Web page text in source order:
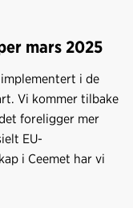
mars 2025
i de
Vi kommer tilbake
foreligger mer
EU-
i Ceemet har vi